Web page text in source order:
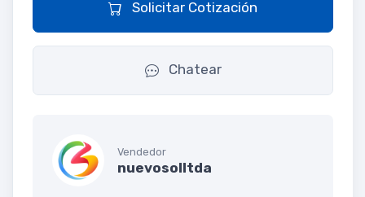
Solicitar Cotización
Chatear
Vendedor
nuevosolltda